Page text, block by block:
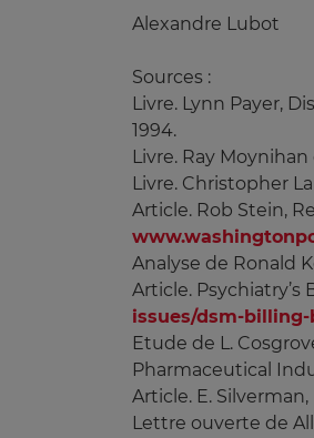
Alexandre Lubot
Sources :
Livre. Lynn Payer,
1994.
Livre. Ray
Livre. Christopher
Article. Rob Stein,
Analyse de Ronald
Article.
issues/dsm-
Etude de L.
Pharmaceutical
Article. E.
Lettre ouverte de